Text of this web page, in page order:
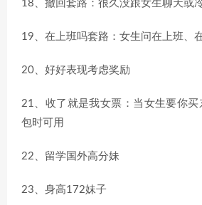
18、撤回套路：很久没跟女生聊天或
19、在上班吗套路：女生问在上班、
20、好好表现考虑奖励
21、收了就是我女票：当女生要你买
包时可用
22、留学国外高分妹
23、身高172妹子